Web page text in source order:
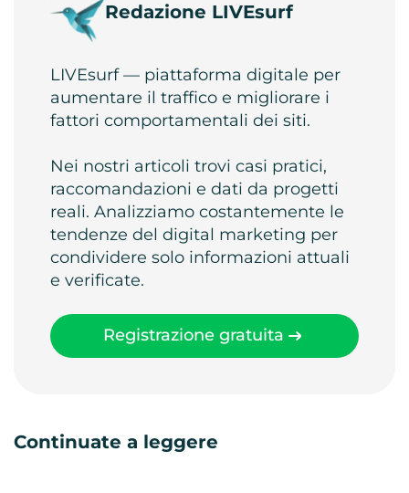
Redazione LIVEsurf
LIVEsurf — piattaforma digitale per
aumentare il traffico e migliorare i
fattori comportamentali dei siti.
Nei nostri articoli trovi casi pratici,
raccomandazioni e dati da progetti
reali. Analizziamo costantemente le
tendenze del digital marketing per
condividere solo informazioni attuali
e verificate.
Registrazione gratuita
Continuate a leggere